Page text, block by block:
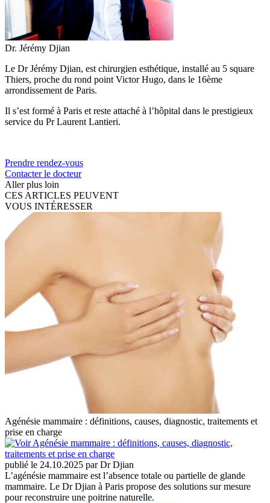
Dr. Jérémy Djian
Le Dr Jérémy Djian, est chirurgien esthétique, installé au 5 square
Thiers, proche du rond point Victor Hugo, dans le 16ème
arrondissement de Paris.
Il s’est formé à Paris et reste attaché à l’hôpital dans le prestigieux
service du Pr Laurent Lantieri.
Prendre rendez-vous
Contacter le docteur
Aller plus loin
CES ARTICLES PEUVENT
VOUS INTÉRESSER
Agénésie mammaire : définitions, causes, diagnostic, traitements et
prise en charge
publié le 24.10.2025 par Dr Djian
L’agénésie mammaire est l’absence totale ou partielle de glande
mammaire. Le Dr Djian à Paris propose des solutions sur mesure
pour reconstruire une poitrine naturelle.